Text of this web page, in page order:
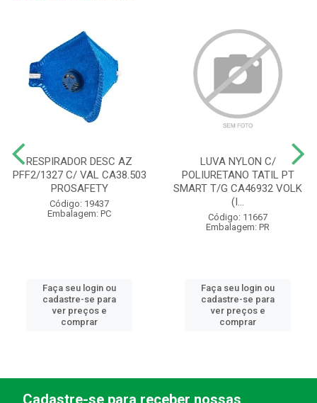
RESPIRADOR DESC AZ
PFF2/1327 C/ VAL CA38.503
PROSAFETY
Código: 19437
Embalagem: PC
Faça seu login ou
cadastre-se para
ver preços e
comprar
LUVA NYLON C/
POLIURETANO TATIL PT
SMART T/G CA46932 VOLK
(I...
Código: 11667
Embalagem: PR
Faça seu login ou
cadastre-se para
ver preços e
comprar
Cadastre-se para receber nossas